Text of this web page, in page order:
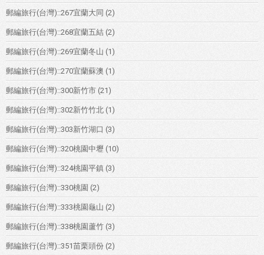
郵編旅行(台灣)::267宜蘭大同 (2)
郵編旅行(台灣)::268宜蘭五結 (2)
郵編旅行(台灣)::269宜蘭冬山 (1)
郵編旅行(台灣)::270宜蘭蘇澳 (1)
郵編旅行(台灣)::300新竹市 (21)
郵編旅行(台灣)::302新竹竹北 (1)
郵編旅行(台灣)::303新竹湖口 (3)
郵編旅行(台灣)::320桃園中壢 (10)
郵編旅行(台灣)::324桃園平鎮 (3)
郵編旅行(台灣)::330桃園 (2)
郵編旅行(台灣)::333桃園龜山 (2)
郵編旅行(台灣)::338桃園蘆竹 (3)
郵編旅行(台灣)::351苗栗頭份 (2)